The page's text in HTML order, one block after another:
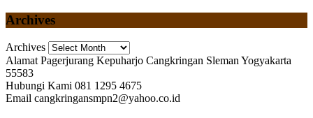
Archives
Archives
Alamat Pagerjurang Kepuharjo Cangkringan Sleman Yogyakarta
55583
Hubungi Kami 081 1295 4675
Email cangkringansmpn2@yahoo.co.id